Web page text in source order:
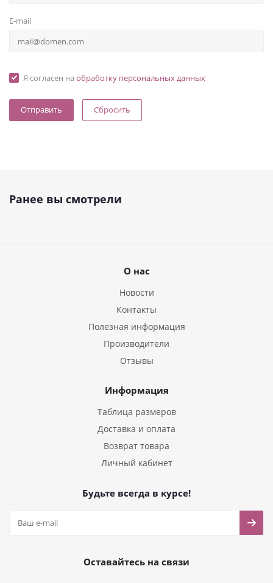
E-mail
Я согласен на обработку персональных данных
Сбросить
Ранее вы смотрели
О нас
Новости
Контакты
Полезная информация
Производители
Отзывы
Информация
Таблица размеров
Доставка и оплата
Возврат товара
Личный кабинет
Будьте всегда в курсе!
Оставайтесь на связи